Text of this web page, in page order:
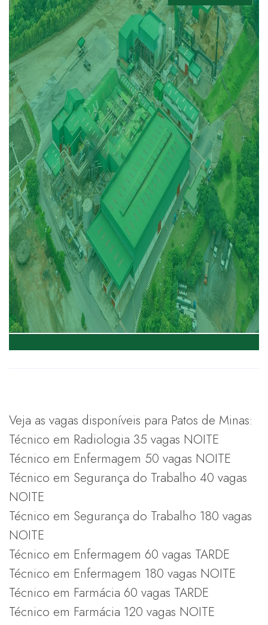
Veja as vagas disponíveis para Patos de Minas:
Técnico em Radiologia 35 vagas NOITE
Técnico em Enfermagem 50 vagas NOITE
Técnico em Segurança do Trabalho 40 vagas
NOITE
Técnico em Segurança do Trabalho 180 vagas
NOITE
Técnico em Enfermagem 60 vagas TARDE
Técnico em Enfermagem 180 vagas NOITE
Técnico em Farmácia 60 vagas TARDE
Técnico em Farmácia 120 vagas NOITE